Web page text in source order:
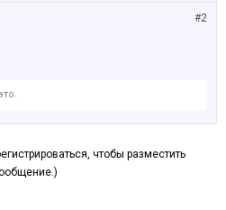
#2
чтобы разместить